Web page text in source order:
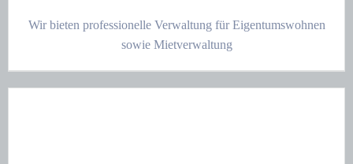
Wir bieten professionelle Verwaltung für Eigentumswohnen
sowie Mietverwaltung